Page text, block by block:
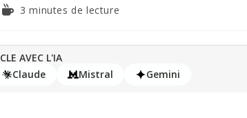
3 minutes de lecture
AVEC L'IA
Claude Mistral Gemini